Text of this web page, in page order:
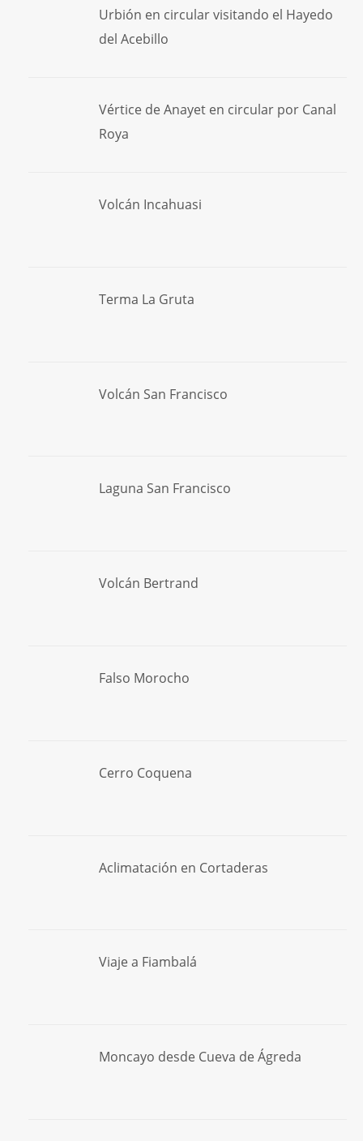
Urbión en circular visitando el Hayedo
del Acebillo
Vértice de Anayet en circular por Canal
Roya
Volcán Incahuasi
Terma La Gruta
Volcán San Francisco
Laguna San Francisco
Volcán Bertrand
Falso Morocho
Cerro Coquena
Aclimatación en Cortaderas
Viaje a Fiambalá
Moncayo desde Cueva de Ágreda